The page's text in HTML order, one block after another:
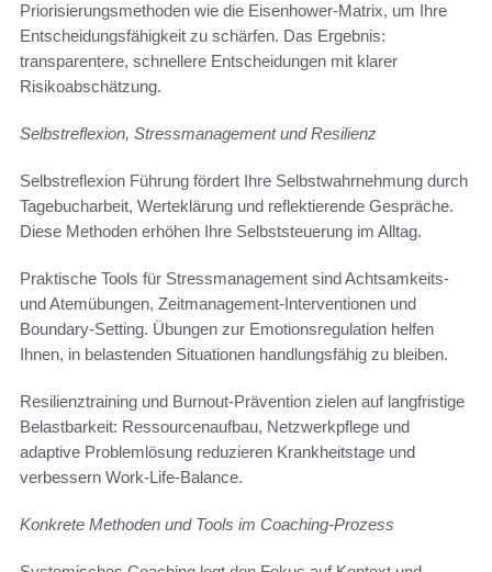
Priorisierungsmethoden wie die Eisenhower-Matrix, um Ihre
Entscheidungsfähigkeit zu schärfen. Das Ergebnis:
transparentere, schnellere Entscheidungen mit klarer
Risikoabschätzung.
Selbstreflexion, Stressmanagement und Resilienz
Selbstreflexion Führung fördert Ihre Selbstwahrnehmung durch
Tagebucharbeit, Werteklärung und reflektierende Gespräche.
Diese Methoden erhöhen Ihre Selbststeuerung im Alltag.
Praktische Tools für Stressmanagement sind Achtsamkeits-
und Atemübungen, Zeitmanagement-Interventionen und
Boundary-Setting. Übungen zur Emotionsregulation helfen
Ihnen, in belastenden Situationen handlungsfähig zu bleiben.
Resilienztraining und Burnout-Prävention zielen auf langfristige
Belastbarkeit: Ressourcenaufbau, Netzwerkpflege und
adaptive Problemlösung reduzieren Krankheitstage und
verbessern Work-Life-Balance.
Konkrete Methoden und Tools im Coaching-Prozess